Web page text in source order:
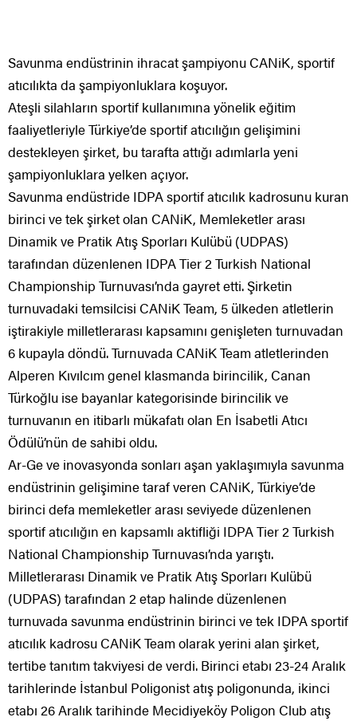
Savunma endüstrinin ihracat şampiyonu CANiK, sportif
atıcılıkta da şampiyonluklara koşuyor.
Ateşli silahların sportif kullanımına yönelik eğitim
faaliyetleriyle Türkiye’de sportif atıcılığın gelişimini
destekleyen şirket, bu tarafta attığı adımlarla yeni
şampiyonluklara yelken açıyor.
Savunma endüstride IDPA sportif atıcılık kadrosunu kuran
birinci ve tek şirket olan CANiK, Memleketler arası
Dinamik ve Pratik Atış Sporları Kulübü (UDPAS)
tarafından düzenlenen IDPA Tier 2 Turkish National
Championship Turnuvası’nda gayret etti. Şirketin
turnuvadaki temsilcisi CANiK Team, 5 ülkeden atletlerin
iştirakiyle milletlerarası kapsamını genişleten turnuvadan
6 kupayla döndü. Turnuvada CANiK Team atletlerinden
Alperen Kıvılcım genel klasmanda birincilik, Canan
Türkoğlu ise bayanlar kategorisinde birincilik ve
turnuvanın en itibarlı mükafatı olan En İsabetli Atıcı
Ödülü’nün de sahibi oldu.
Ar-Ge ve inovasyonda sonları aşan yaklaşımıyla savunma
endüstrinin gelişimine taraf veren CANiK, Türkiye’de
birinci defa memleketler arası seviyede düzenlenen
sportif atıcılığın en kapsamlı aktifliği IDPA Tier 2 Turkish
National Championship Turnuvası’nda yarıştı.
Milletlerarası Dinamik ve Pratik Atış Sporları Kulübü
(UDPAS) tarafından 2 etap halinde düzenlenen
turnuvada savunma endüstrinin birinci ve tek IDPA sportif
atıcılık kadrosu CANiK Team olarak yerini alan şirket,
tertibe tanıtım takviyesi de verdi. Birinci etabı 23-24 Aralık
tarihlerinde İstanbul Poligonist atış poligonunda, ikinci
etabı 26 Aralık tarihinde Mecidiyeköy Poligon Club atış